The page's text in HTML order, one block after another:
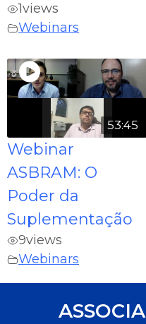
1views
Webinars
53:45
Webinar
ASBRAM: O
Poder da
Suplementação
9views
Webinars